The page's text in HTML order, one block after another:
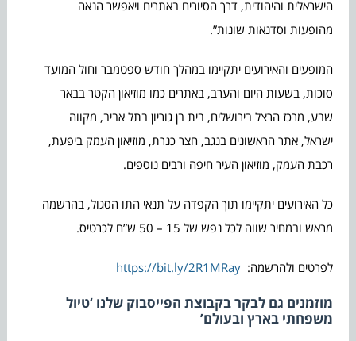
הישראלית והיהודית, דרך הסיורים באתרים ויאפשר הנאה
מהופעות וסדנאות שונות”.
המופעים והאירועים יתקיימו במהלך חודש ספטמבר וחול המועד
סוכות, בשעות היום והערב, באתרים כמו מוזיאון הקטר בבאר
שבע, מרכז הרצל בירושלים, בית בן גוריון בתל אביב, מקווה
ישראל, אתר הראשונים בנגב, חצר כנרת, מוזיאון העמק ביפעת,
רכבת העמק, מוזיאון העיר חיפה ורבים נוספים.
כל האירועים יתקיימו תוך הקפדה על תנאי התו הסגול, בהרשמה
מראש ובמחיר שווה לכל נפש של 15 – 50 ש”ח לכרטיס.
לפרטים ולהרשמה:https://bit.ly/2R1MRay
מוזמנים גם לבקר בקבוצת הפייסבוק שלנו ‘טיול
משפחתי בארץ ובעולם’